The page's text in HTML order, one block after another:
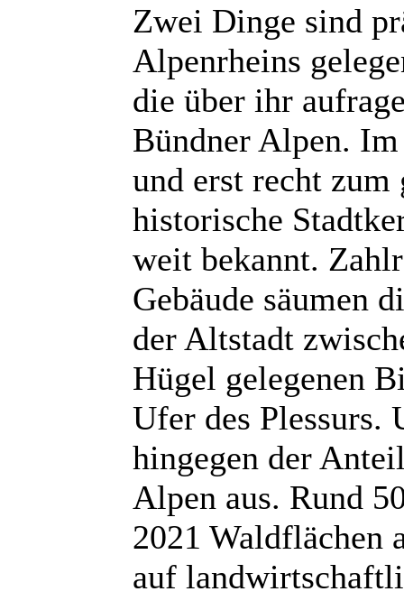
Zwei Dinge sind
Alpenrheins
die über ihr
Bündner Alpen.
und erst recht zum
historische
weit bekannt.
Gebäude säumen
der Altstadt
Hügel gelegenen
Ufer des
hingegen der
Alpen aus. Rund
2021 Waldflächen
auf